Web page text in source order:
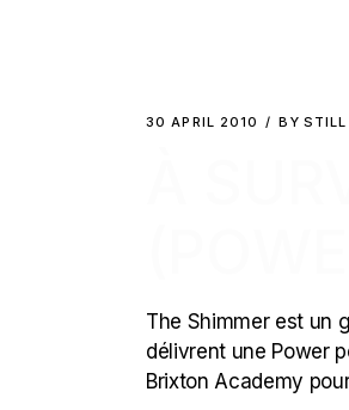
30 APRIL 2010 BY STILL
The Shimmer est un
délivrent une Power
Brixton Academy